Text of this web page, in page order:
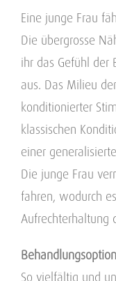
Eine junge Frau
Die übergrosse
ihr das Gefühl der
aus. Das Milieu
konditionierter
klassischen
einer
Die junge Frau
fahren, wodurch
Aufrechterhaltung
So vielfältig und